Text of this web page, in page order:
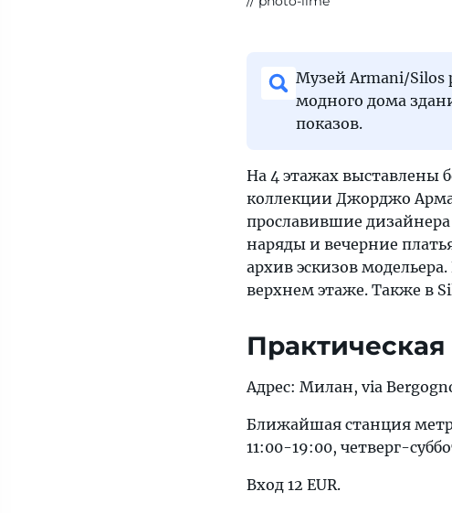
Музей Armani/Silos
модного дома
показов.
На 4 этажах выставлены
коллекции Джорджо
прославившие
наряды и вечерние
архив эскизов
верхнем этаже. Также в
Адрес: Милан, via
Ближайшая станция
11:00-19:00, четверг-
Вход 12 EUR.